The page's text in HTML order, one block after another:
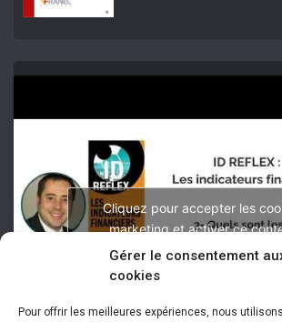
Gérer le consentement
cookies
Pour offrir les meilleures expériences, nous
Cliquez pour accepter les
marketing et activer ce